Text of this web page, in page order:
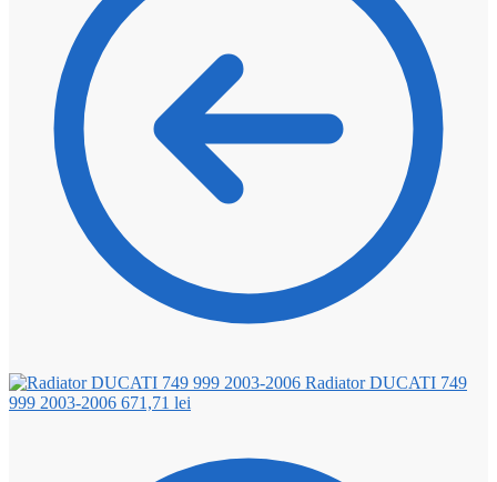
Radiator DUCATI 749
999 2003-2006 671,71 lei